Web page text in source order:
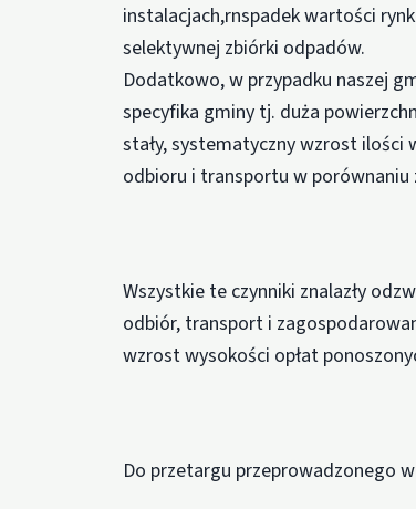
instalacjach,rnspadek wartości
selektywnej zbiórki odpadów.
Dodatkowo, w przypadku naszej
specyfika gminy tj. duża
stały, systematyczny wzrost ilości
odbioru i transportu w
Wszystkie te czynniki znalazły
odbiór, transport i
wzrost wysokości opłat
Do przetargu przeprowadzonego